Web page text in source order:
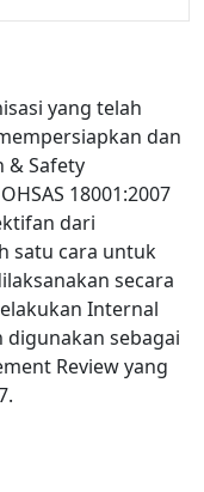
yang telah
dan
& Safety
18001:2007
dari
satu cara untuk
secara
Internal
sebagai
Review yang